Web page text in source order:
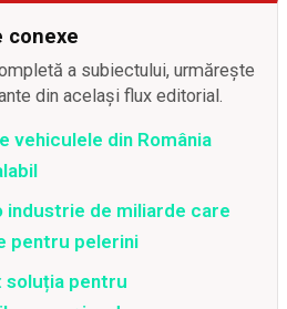
conexe
a subiectului, urmărește
din același flux editorial.
vehiculele din România
industrie de miliarde care
pentru pelerini
soluția pentru